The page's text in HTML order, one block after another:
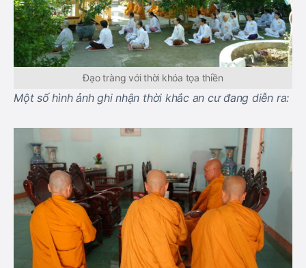
Đạo tràng với thời khóa tọa thiền
Một số hình ảnh ghi nhận thời khắc an cư đang diễn ra: